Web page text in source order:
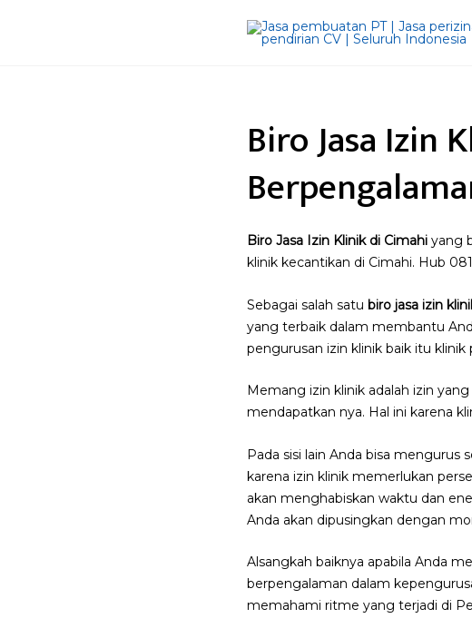
Biro Jasa Izin
Biro Jasa Izin Klinik di Cimahi yang
klinik kecantikan di Cimahi. Hub
Sebagai salah satu biro jasa izin
yang terbaik dalam membantu
pengurusan izin klinik baik itu
Memang izin klinik adalah izin
mendapatkan nya. Hal ini karena
Pada sisi lain Anda bisa mengurus
karena izin klinik memerlukan
akan menghabiskan waktu dan
Anda akan dipusingkan dengan
Alsangkah baiknya apabila Anda
berpengalaman dalam
memahami ritme yang terjadi di